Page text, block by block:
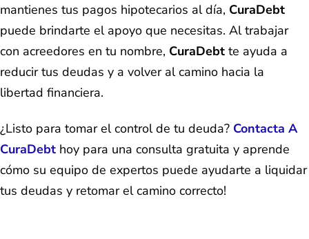
mantienes tus pagos hipotecarios al día, CuraDebt
puede brindarte el apoyo que necesitas. Al trabajar
con acreedores en tu nombre, CuraDebt te ayuda a
reducir tus deudas y a volver al camino hacia la
libertad financiera.
¿Listo para tomar el control de tu deuda? Contacta A
CuraDebt hoy para una consulta gratuita y aprende
cómo su equipo de expertos puede ayudarte a liquidar
tus deudas y retomar el camino correcto!